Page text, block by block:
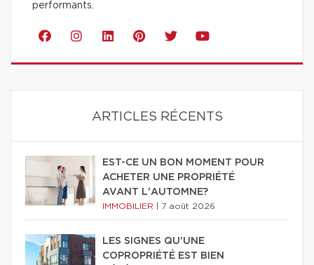
performants.
ARTICLES RÉCENTS
EST-CE UN BON MOMENT POUR
ACHETER UNE PROPRIÉTÉ
AVANT L'AUTOMNE?
IMMOBILIER 7 août 2026
LES SIGNES QU'UNE
COPROPRIÉTÉ EST BIEN